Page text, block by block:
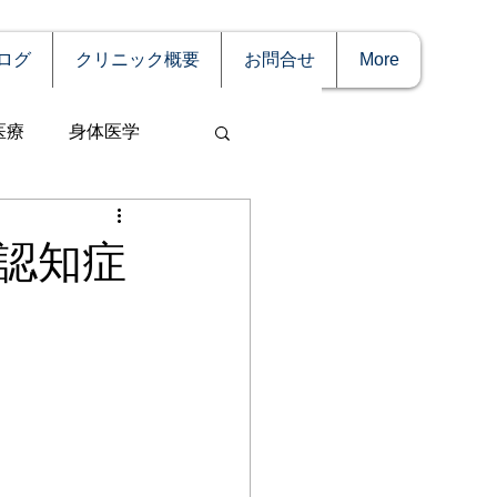
グ クリニック概要 お問合せ More
療 身体医学
知症